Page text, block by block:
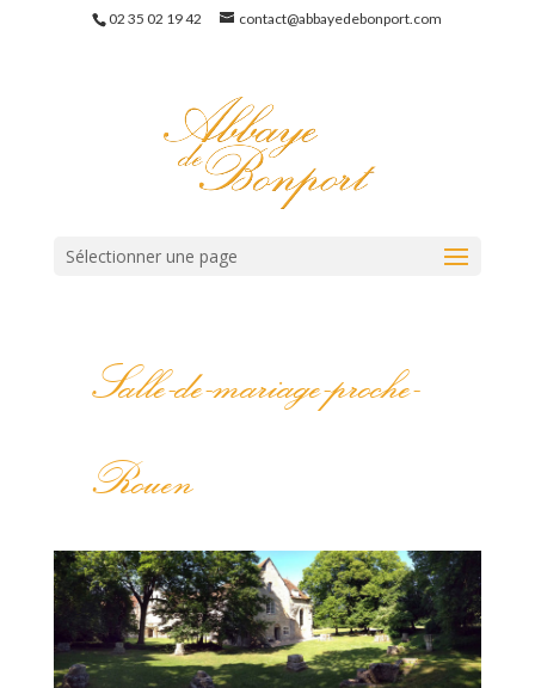
02 35 02 19 42 contact@abbayedebonport.com
Sélectionner une page
Salle-de-mariage-proche-
Rouen